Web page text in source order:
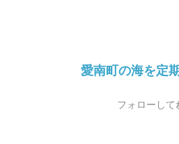
愛南町の海を定
フォローして